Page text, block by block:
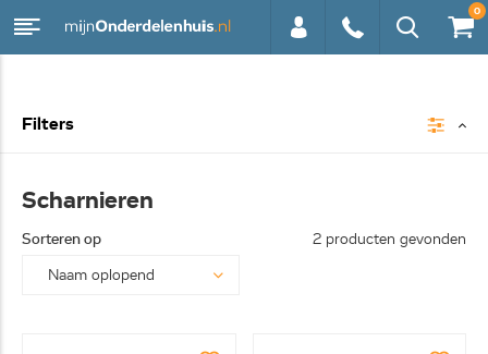
0
Filters
Scharnieren
Sorteren op 2 producten gevonden